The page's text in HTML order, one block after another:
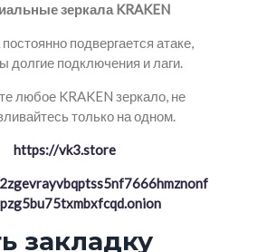
зеркала KRAKEN
подвергается атаке,
долгие подключения и лаги.
любое KRAKEN зеркало, не
только на одном.
https://vk3.store
закладку